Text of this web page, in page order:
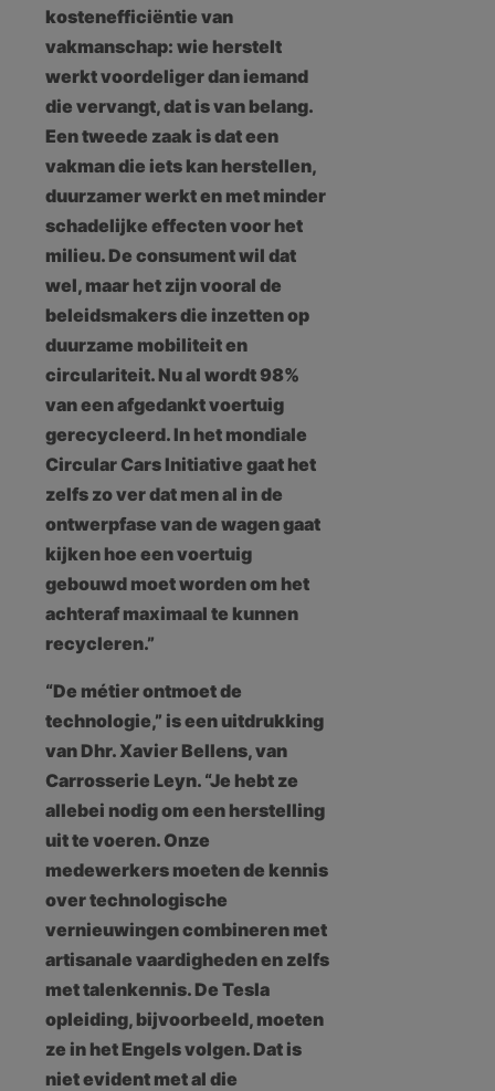
kostenefficiëntie van
vakmanschap: wie herstelt
werkt voordeliger dan iemand
die vervangt, dat is van belang.
Een tweede zaak is dat een
vakman die iets kan herstellen,
duurzamer werkt en met minder
schadelijke effecten voor het
milieu. De consument wil dat
wel, maar het zijn vooral de
beleidsmakers die inzetten op
duurzame mobiliteit en
circulariteit. Nu al wordt 98%
van een afgedankt voertuig
gerecycleerd. In het mondiale
Circular Cars Initiative gaat het
zelfs zo ver dat men al in de
ontwerpfase van de wagen gaat
kijken hoe een voertuig
gebouwd moet worden om het
achteraf maximaal te kunnen
recycleren.”
“De métier ontmoet de
technologie,” is een uitdrukking
van Dhr. Xavier Bellens, van
Carrosserie Leyn. “Je hebt ze
allebei nodig om een herstelling
uit te voeren. Onze
medewerkers moeten de kennis
over technologische
vernieuwingen combineren met
artisanale vaardigheden en zelfs
met talenkennis. De Tesla
opleiding, bijvoorbeeld, moeten
ze in het Engels volgen. Dat is
niet evident met al die